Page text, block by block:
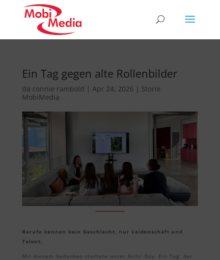
Ein Tag gegen alte Rollenbilder
da connie rambold | Apr 24, 2026 | Storie
MobiMedia
Berufe kennen kein Geschlecht, nur Leidenschaft und
Talent.
Mit diesem Gedanken startete unser Girls’ Day. Ein Tag, der